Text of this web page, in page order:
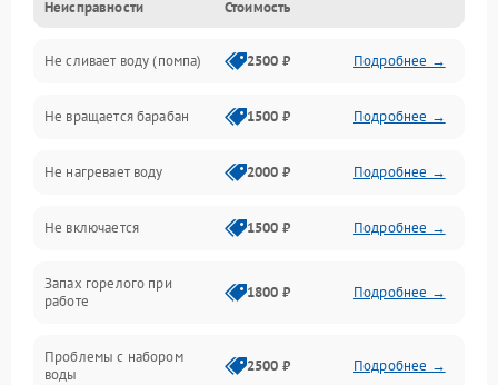
Электропитание
Водоснабжение
Слив
Программное обеспечение
Неисправности Стоимость
Не сливает воду (помпа) 2500 ₽ Подробнее →
Не вращается барабан 1500 ₽ Подробнее →
Не нагревает воду 2000 ₽ Подробнее →
Не включается 1500 ₽ Подробнее →
Запах горелого при
работе
1800 ₽ Подробнее →
Проблемы с набором
воды
2500 ₽ Подробнее →